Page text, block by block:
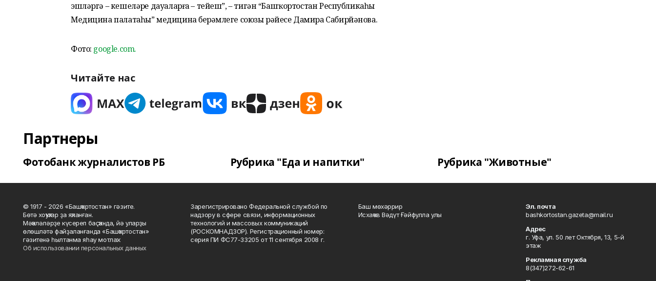
эшләргә – кешеләрҙе дауаларға – тейеш”, – тигән “Башҡортостан Республикаһы
Медицина палатаһы” медицина берҙәмлеге союзы рәйесе Дамира Сабирйәнова.
Фото: google.com.
Читайте нас
Партнеры
Фотобанк журналистов РБ Рубрика "Еда и напитки" Рубрика "Животные"
© 1917 - 2026 «Башҡортостан» гәзите.
Бөтә хоҡуҡтар ҙа яҡланған.
Мәҡәләләрҙе күсереп баҫҡанда, йә уларҙы
өлөшләтә файҙаланғанда «Башҡортостан»
гәзитенә һылтанма яһау мотлаҡ.
Об использовании персональных данных
Зарегистрировано Федеральной службой по
надзору в сфере связи, информационных
технологий и массовых коммуникаций
(РОСКОМНАДЗОР). Регистрационный номер:
серия ПИ ФС77-33205 от 11 сентября 2008 г.
Баш мөхәррир
Исхаҡов Вәдүт Ғәйфулла улы
Эл. почта
bashkortostan.gazeta@mail.ru
Адрес
г. Уфа, ул. 50 лет Октября, 13, 5-й
этаж
Рекламная служба
8(347)272-62-61